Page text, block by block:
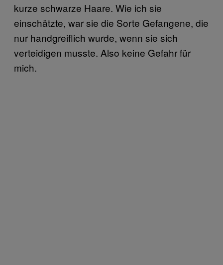
kurze schwarze Haare. Wie ich sie
einschätzte, war sie die Sorte Gefangene, die
nur handgreiflich wurde, wenn sie sich
verteidigen musste. Also keine Gefahr für
mich.